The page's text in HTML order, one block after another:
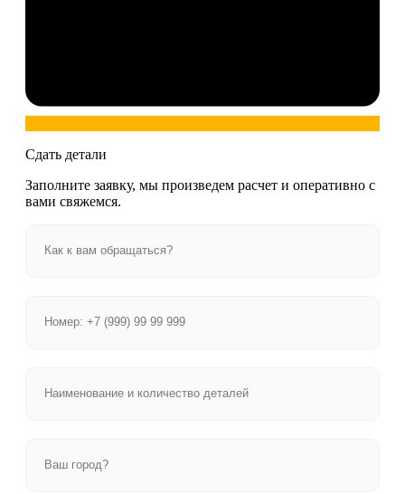
Сдать детали
Заполните заявку, мы произведем расчет и оперативно с
вами свяжемся.